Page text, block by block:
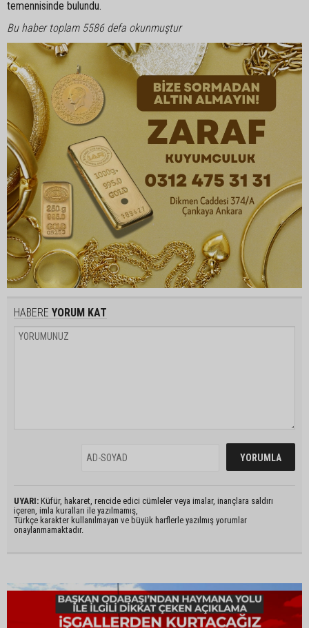
temennisinde bulundu.
Bu haber toplam 5586 defa okunmuştur
HABERE YORUM KAT
UYARI: Küfür, hakaret, rencide edici cümleler veya imalar, inançlara saldırı
içeren, imla kuralları ile yazılmamış,
Türkçe karakter kullanılmayan ve büyük harflerle yazılmış yorumlar
onaylanmamaktadır.